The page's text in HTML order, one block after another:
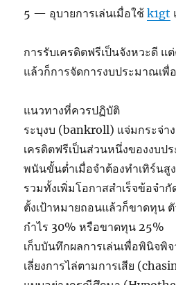
5 — อุบายการเล่นเมื่อใช้k1gt
การรับเครดิตฟรีเป็นจังหวะดี แ
แล้วก็การจัดการงบประมาณเพื่
แนวทางที่ควรปฏิบัติ
ระบุงบ (bankroll) แจ่มกระจ่า
เครดิตฟรีเป็นส่วนหนึ่งของงบป
พนันขั้นต่ำเมื่อจำต้องทำเทิร์นสู
รวมทั้งเพิ่มโอกาสสำเร็จข้อจำกั
ตั้งเป้าหมายถอนแล้วก็ขาดทุน ตั
กำไร 30% หรือขาดทุน 25%
เก็บบันทึกผลการเล่นเพื่อพินิจพิ
เลี่ยงการไล่ตามการเสีย